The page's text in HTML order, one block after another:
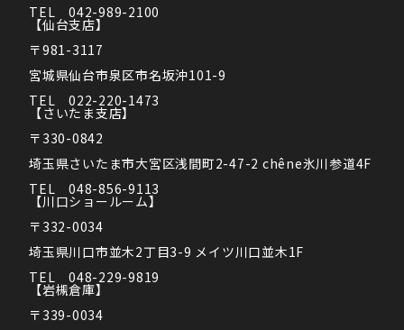
TEL　042-989-2100
【仙台支店】
〒981-3117
宮城県仙台市泉区市名坂沖101-9
TEL　022-220-1473
【さいたま支店】
〒330-0842
埼玉県さいたま市大宮区浅間町2-47-2 chêne氷川参道4F
TEL　048-856-9113
【川口ショールーム】
〒332-0034
埼玉県川口市並木2丁目3-9 メイツ川口並木1F
TEL　048-229-9819
【岩槻倉庫】
〒339-0034